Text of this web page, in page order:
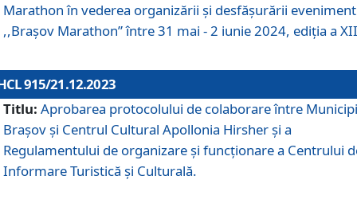
Marathon în vederea organizării și desfășurării
,,Brașov Marathon” între 31 mai - 2 iunie 2024, ediția a
915/21.12.2023
Titlu: Aprobarea protocolului de colaborare între
Brașov și Centrul Cultural Apollonia Hirsher și a
Regulamentului de organizare și funcționare a Centrului
Informare Turistică și Culturală.